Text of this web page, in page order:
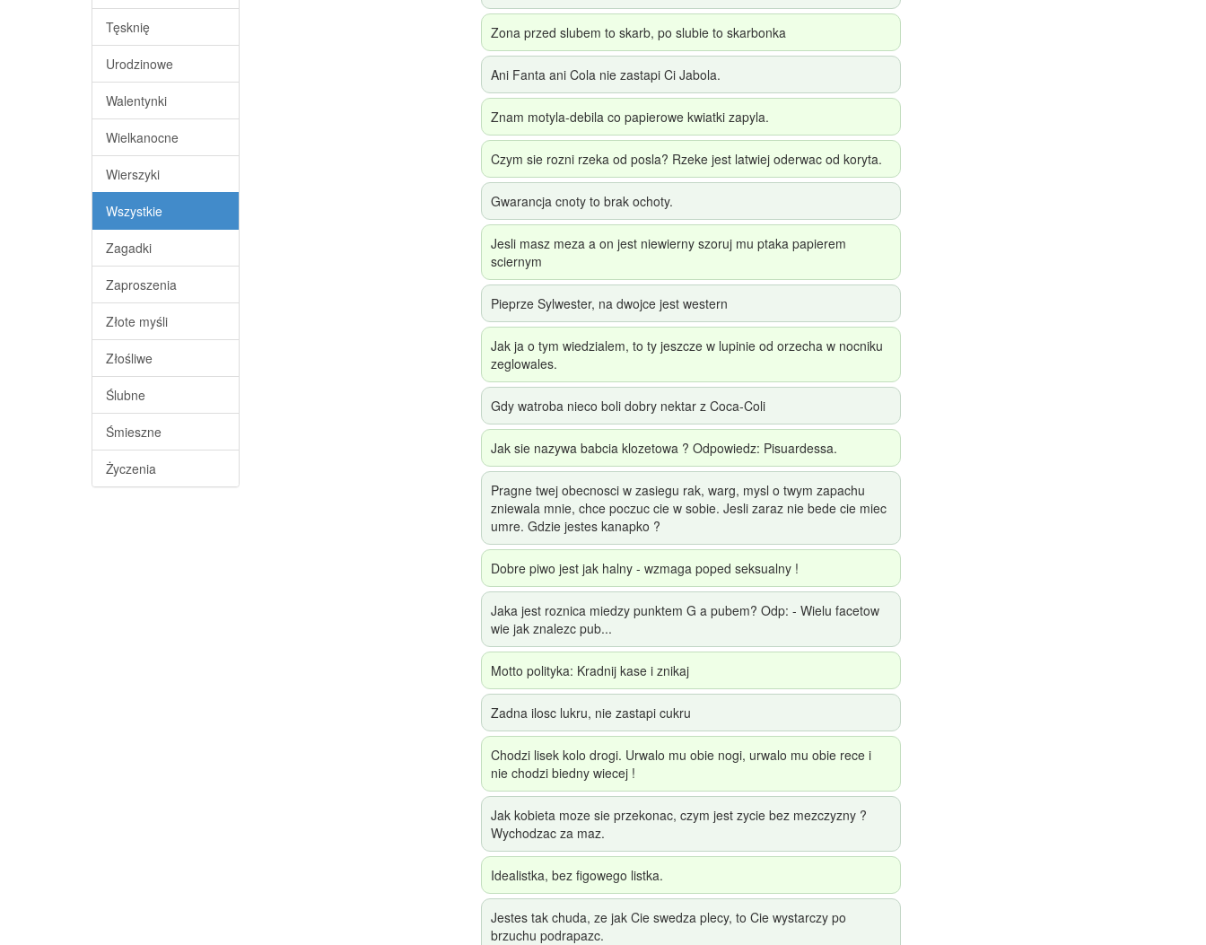
Tęsknię
Urodzinowe
Walentynki
Wielkanocne
Wierszyki
Wszystkie
Zagadki
Zaproszenia
Złote myśli
Złośliwe
Ślubne
Śmieszne
Życzenia
Zona przed slubem to skarb, po slubie to skarbonka
Ani Fanta ani Cola nie zastapi Ci Jabola.
Znam motyla-debila co papierowe kwiatki zapyla.
Czym sie rozni rzeka od posla? Rzeke jest latwiej oderwac od koryta.
Gwarancja cnoty to brak ochoty.
Jesli masz meza a on jest niewierny szoruj mu ptaka papierem
sciernym
Pieprze Sylwester, na dwojce jest western
Jak ja o tym wiedzialem, to ty jeszcze w lupinie od orzecha w nocniku
zeglowales.
Gdy watroba nieco boli dobry nektar z Coca-Coli
Jak sie nazywa babcia klozetowa ? Odpowiedz: Pisuardessa.
Pragne twej obecnosci w zasiegu rak, warg, mysl o twym zapachu
zniewala mnie, chce poczuc cie w sobie. Jesli zaraz nie bede cie miec
umre. Gdzie jestes kanapko ?
Dobre piwo jest jak halny - wzmaga poped seksualny !
Jaka jest roznica miedzy punktem G a pubem? Odp: - Wielu facetow
wie jak znalezc pub...
Motto polityka: Kradnij kase i znikaj
Zadna ilosc lukru, nie zastapi cukru
Chodzi lisek kolo drogi. Urwalo mu obie nogi, urwalo mu obie rece i
nie chodzi biedny wiecej !
Jak kobieta moze sie przekonac, czym jest zycie bez mezczyzny ?
Wychodzac za maz.
Idealistka, bez figowego listka.
Jestes tak chuda, ze jak Cie swedza plecy, to Cie wystarczy po
brzuchu podrapazc.